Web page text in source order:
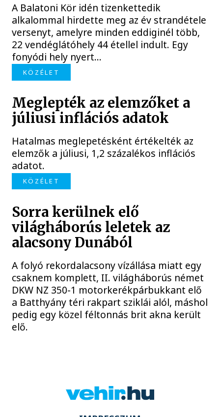
A Balatoni Kör idén tizenkettedik
alkalommal hirdette meg az év strandétele
versenyt, amelyre minden eddiginél több,
22 vendéglátóhely 44 étellel indult. Egy
fonyódi hely nyert...
KÖZÉLET
Meglepték az elemzőket a
júliusi inflációs adatok
Hatalmas meglepetésként értékelték az
elemzők a júliusi, 1,2 százalékos inflációs
adatot.
KÖZÉLET
Sorra kerülnek elő
világháborús leletek az
alacsony Dunából
A folyó rekordalacsony vízállása miatt egy
csaknem komplett, II. világháborús német
DKW NZ 350-1 motorkerékpárbukkant elő
a Batthyány téri rakpart sziklái alól, máshol
pedig egy közel féltonnás brit akna került
elő.